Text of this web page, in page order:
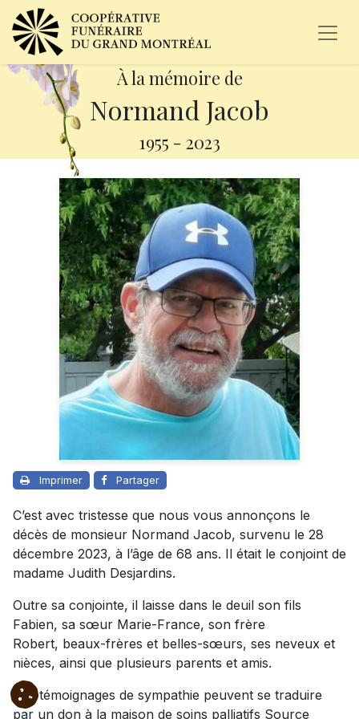
À la mémoire de
Normand Jacob
1955 - 2023
Imprimer Partager
C’est avec tristesse que nous vous annonçons le
décès de monsieur Normand Jacob, survenu le 28
décembre 2023, à l’âge de 68 ans. Il était le conjoint de
madame Judith Desjardins.
Outre sa conjointe, il laisse dans le deuil son fils
Fabien, sa sœur Marie-France, son frère
Robert, beaux-frères et belles-sœurs, ses neveux et
nièces, ainsi que plusieurs parents et amis.
Vos témoignages de sympathie peuvent se traduire
par un don à la maison de soins palliatifs Source